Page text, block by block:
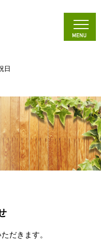
日
だきます。